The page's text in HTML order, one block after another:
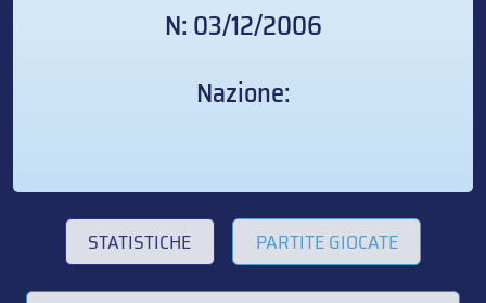
N: 03/12/2006
Nazione:
STATISTICHE PARTITE GIOCATE